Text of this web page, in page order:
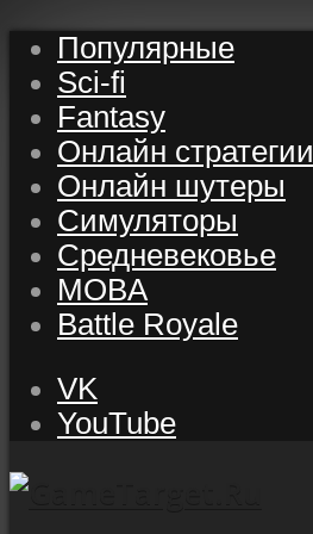
Популярные
Sci-fi
Fantasy
Онлайн стратегии
Онлайн шутеры
Симуляторы
Средневековье
MOBA
Battle Royale
VK
YouTube